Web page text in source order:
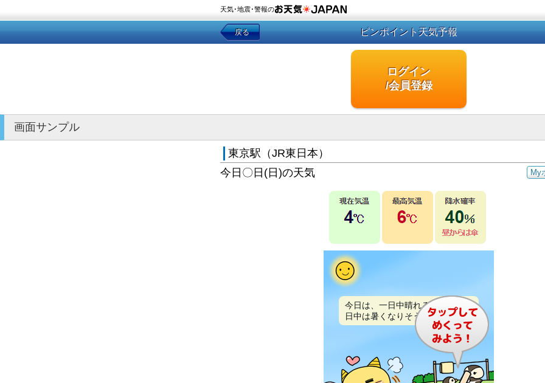
天気･地震･警報の
戻る ピンポイント天気予報
ログイン
/会員登録
画面サンプル
東京駅（JR東日本）
My
今日〇日(日)の天気
今日は、一日中晴れるでしょう。
日中は暑くなりそうです。